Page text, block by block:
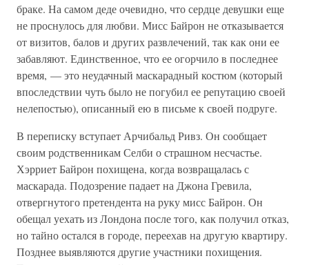
браке. На самом деде очевидно, что сердце девушки еще
не проснулось для любви. Мисс Байрон не отказывается
от визитов, балов и других развлечений, так как они ее
забавляют. Единственное, что ее огорчило в последнее
время, — это неудачный маскарадный костюм (который
впоследствии чуть было не погубил ее репутацию своей
нелепостью), описанный ею в письме к своей подруге.
В переписку вступает Арчибальд Ривз. Он сообщает
своим родственникам Селби о страшном несчастье.
Хэрриет Байрон похищена, когда возвращалась с
маскарада. Подозрение падает на Джона Гревила,
отвергнутого претендента на руку мисс Байрон. Он
обещал уехать из Лондона после того, как получил отказ,
но тайно остался в городе, переехав на другую квартиру.
Позднее выявляются другие участники похищения.